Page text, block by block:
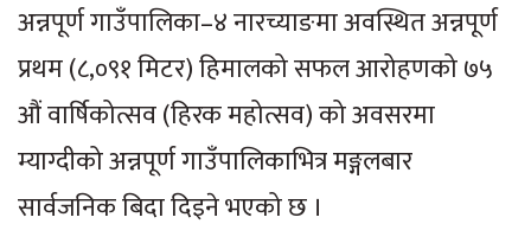
अन्नपूर्ण गाउँपालिका–४ नारच्याङमा अवस्थित अन्नपूर्ण
प्रथम (८,०९१ मिटर) हिमालको सफल आरोहणको ७५
औं वार्षिकोत्सव (हिरक महोत्सव) को अवसरमा
म्याग्दीको अन्नपूर्ण गाउँपालिकाभित्र मङ्गलबार
सार्वजनिक बिदा दिइने भएको छ ।